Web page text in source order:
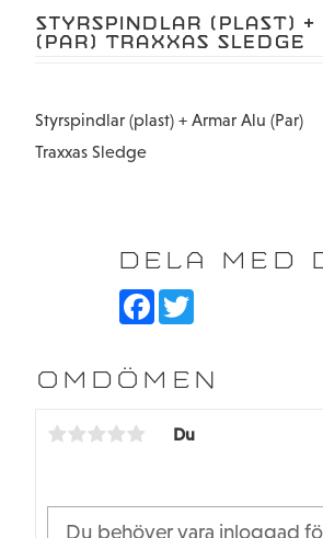
STYRSPINDLAR (PLAST) +
(PAR) TRAXXAS SLEDGE
Styrspindlar (plast) + Armar Alu (Par)
Traxxas Sledge
DELA MED
F
b
o
T
t
e
OMDÖMEN
Du